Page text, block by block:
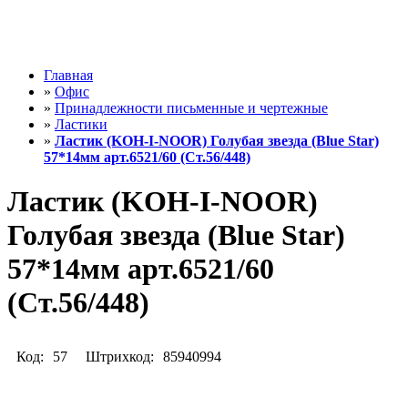
Главная
» Офис
» Принадлежности письменные и чертежные
» Ластики
» Ластик (KOH-I-NOOR) Голубая звезда (Blue Star)
57*14мм арт.6521/60 (Ст.56/448)
Ластик (KOH-I-NOOR)
Голубая звезда (Blue Star)
57*14мм арт.6521/60
(Ст.56/448)
Код: 57 Штрихкод: 85940994